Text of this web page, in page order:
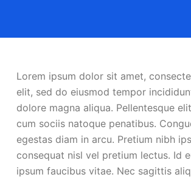
Lorem ipsum dolor sit amet,
elit, sed do eiusmod tempor
dolore magna aliqua. Pellentesque
cum sociis natoque penatibus.
egestas diam in arcu. Pretium nibh
consequat nisl vel pretium lectus. Id
ipsum faucibus vitae. Nec sagittis